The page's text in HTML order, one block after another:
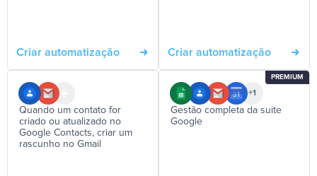
Criar automatização Criar automatização
Quando um contato for
criado ou atualizado no
Google Contacts, criar um
rascunho no Gmail
PREMIUM
+1
Gestão completa da suite
Google